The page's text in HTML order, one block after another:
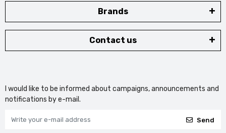
Brands
Contact us
I would like to be informed about campaigns, announcements and
notifications by e-mail.
Send